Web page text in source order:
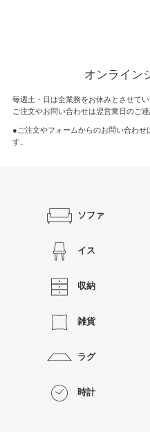
オンライン
毎週土・日は全業務をお休みとさせて
ご注文やお問い合わせは翌営業日のご連
●ご注文やフォームからのお問い合わせ
す。
ソファ
イス
収納
雑貨
ラグ
時計